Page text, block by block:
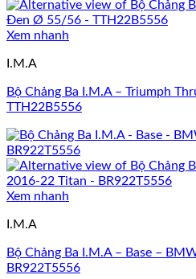
Xem nhanh
I.M.A
Bộ Chảng Ba I.M.A – Triumph
TTH22B5556
Xem nhanh
I.M.A
Bộ Chảng Ba I.M.A – Base –
BR922T5556